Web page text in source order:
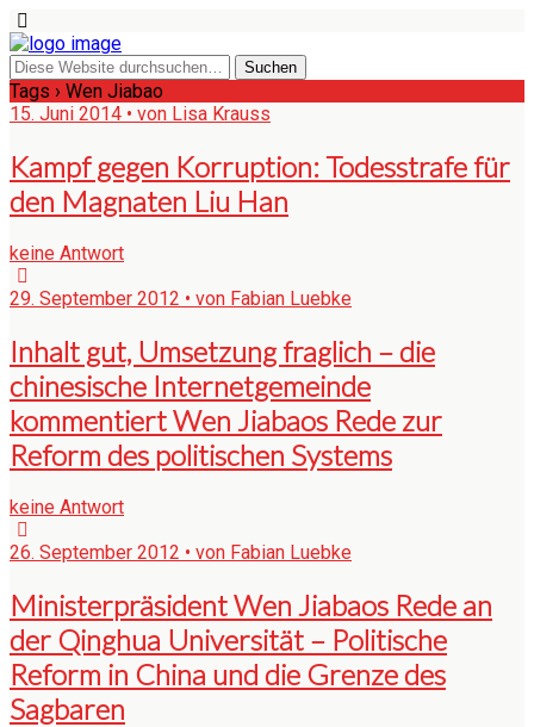
Tags › Wen Jiabao
15. Juni 2014 • von Lisa Krauss
Kampf gegen Korruption: Todesstrafe für
den Magnaten Liu Han
keine Antwort
29. September 2012 • von Fabian Luebke
Inhalt gut, Umsetzung fraglich – die
chinesische Internetgemeinde
kommentiert Wen Jiabaos Rede zur
Reform des politischen Systems
keine Antwort
26. September 2012 • von Fabian Luebke
Ministerpräsident Wen Jiabaos Rede an
der Qinghua Universität – Politische
Reform in China und die Grenze des
Sagbaren